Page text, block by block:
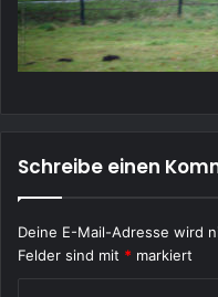
Schreibe einen
Deine E-Mail-Adresse wird
Felder sind mit * markiert